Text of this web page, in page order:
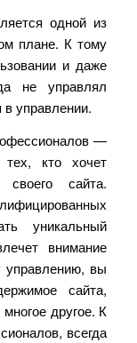
одной из
плане. К тому
и даже
не управлял
управлении.
—
кто хочет
своего сайта.
уникальный
внимание
управлению, вы
сайта,
другое. К
всегда